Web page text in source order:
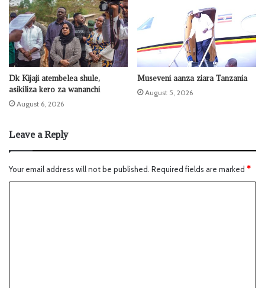
Dk Kijaji atembelea shule,
asikiliza kero za wananchi
August 6, 2026
Museveni aanza ziara Tanzania
August 5, 2026
Leave a Reply
Your email address will not be published. Required fields are marked *